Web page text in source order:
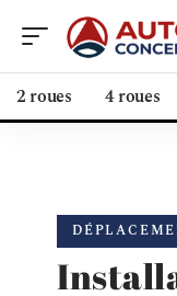
2 roues 4 roues